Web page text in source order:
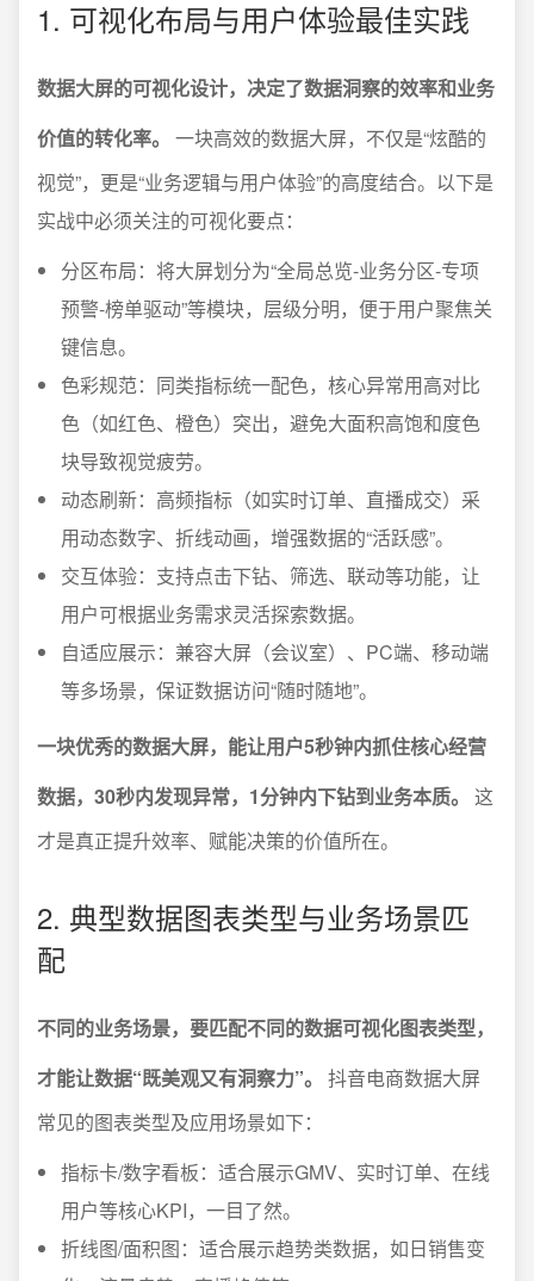
1. 可视化布局与用户体验最佳实践
数据大屏的可视化设计，决定了数据洞察的效率和业务
价值的转化率。
一块高效的数据大屏，不仅是“炫酷的
视觉”，更是“业务逻辑与用户体验”的高度结合。以下是
实战中必须关注的可视化要点：
分区布局：将大屏划分为“全局总览-业务分区-专项
预警-榜单驱动”等模块，层级分明，便于用户聚焦关
键信息。
色彩规范：同类指标统一配色，核心异常用高对比
色（如红色、橙色）突出，避免大面积高饱和度色
块导致视觉疲劳。
动态刷新：高频指标（如实时订单、直播成交）采
用动态数字、折线动画，增强数据的“活跃感”。
交互体验：支持点击下钻、筛选、联动等功能，让
用户可根据业务需求灵活探索数据。
自适应展示：兼容大屏（会议室）、PC端、移动端
等多场景，保证数据访问“随时随地”。
一块优秀的数据大屏，能让用户5秒钟内抓住核心经营
数据，30秒内发现异常，1分钟内下钻到业务本质。
这
才是真正提升效率、赋能决策的价值所在。
2. 典型数据图表类型与业务场景匹
配
不同的业务场景，要匹配不同的数据可视化图表类型，
才能让数据“既美观又有洞察力”。
抖音电商数据大屏
常见的图表类型及应用场景如下：
指标卡/数字看板：适合展示GMV、实时订单、在线
用户等核心KPI，一目了然。
折线图/面积图：适合展示趋势类数据，如日销售变